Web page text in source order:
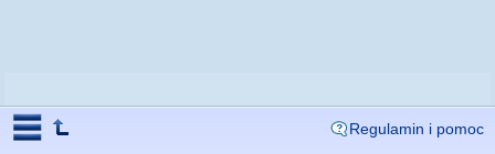
Regulamin i pomoc